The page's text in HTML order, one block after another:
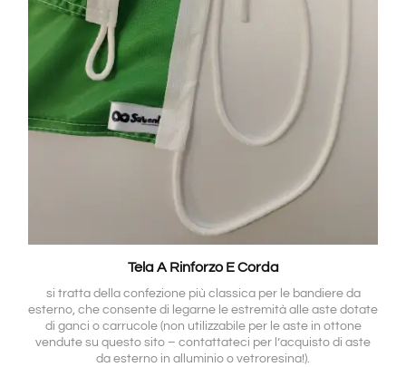
Tela A Rinforzo E Corda
si tratta della confezione più classica per le bandiere da
esterno, che consente di legarne le estremità alle aste dotate
di ganci o carrucole (non utilizzabile per le aste in ottone
vendute su questo sito – contattateci per l’acquisto di aste
da esterno in alluminio o vetroresina!).